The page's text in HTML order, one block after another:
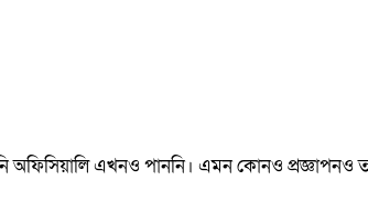
অফিসিয়ালি এখনও পাননি। এমন কোনও প্রজ্ঞাপনও